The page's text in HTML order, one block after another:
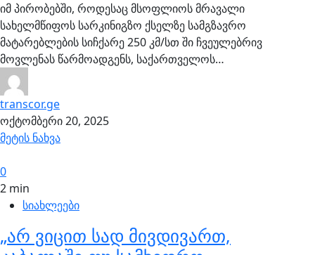
იმ პირობებში, როდესაც მსოფლიოს მრავალი
სახელმწიფოს სარკინიგზო ქსელზე სამგზავრო
მატარებლების სიჩქარე 250 კმ/სთ ში ჩვეულებრივ
მოვლენას წარმოადგენს, საქართველოს…
transcor.ge
ოქტომბერი 20, 2025
მეტის ნახვა
0
2 min
სიახლეები
„არ ვიცით სად მივდივართ,